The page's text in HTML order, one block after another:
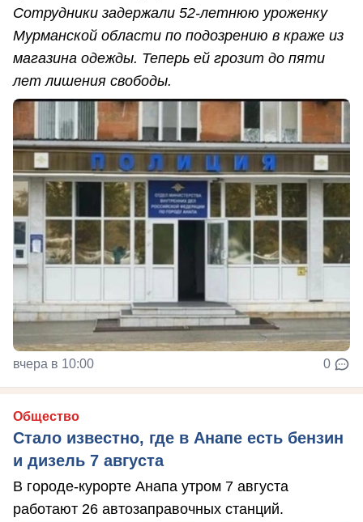
Сотрудники задержали 52-летнюю уроженку
Мурманской области по подозрению в краже из
магазина одежды. Теперь ей грозит до пяти
лет лишения свободы.
вчера в 10:00 0
Общество
Стало известно, где в Анапе есть бензин
и дизель 7 августа
В городе-курорте Анапа утром 7 августа
работают 26 автозаправочных станций.